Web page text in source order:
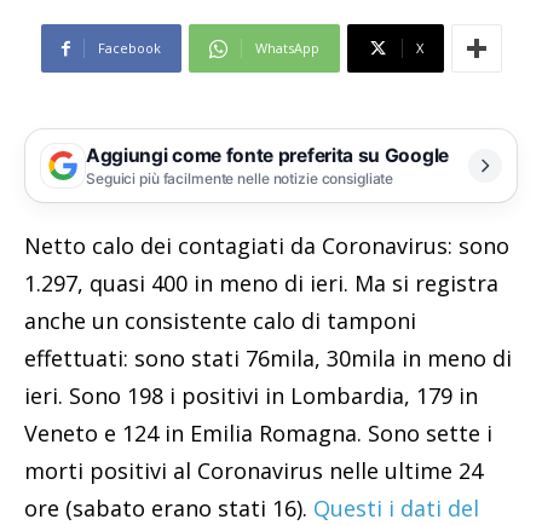
Facebook WhatsApp X
Aggiungi come fonte preferita su Google
Seguici più facilmente nelle notizie consigliate
Netto calo dei contagiati da Coronavirus: sono
1.297, quasi 400 in meno di ieri. Ma si registra
anche un consistente calo di tamponi
effettuati: sono stati 76mila, 30mila in meno di
ieri. Sono 198 i positivi in Lombardia, 179 in
Veneto e 124 in Emilia Romagna. Sono sette i
morti positivi al Coronavirus nelle ultime 24
ore (sabato erano stati 16). Questi i dati del